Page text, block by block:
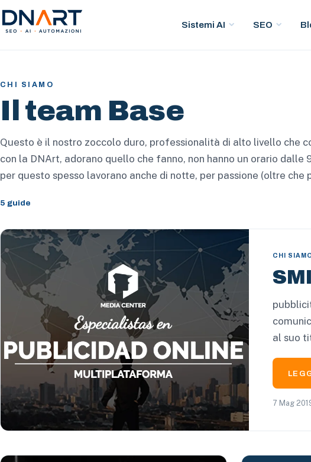
DNArt Sistemi AI SEO
CHI SIAMO
Il team Base
Questo è il nostro zoccolo duro, professionalità di alto livello che
con la DNArt, adorano quello che fanno, non hanno un orario dalle
per questo spesso lavorano anche di notte, per passione (oltre che
5 guide
CHI
al suo
7 Mag